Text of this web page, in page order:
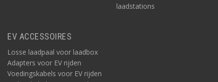
laadstations
EV ACCESSOIRES
Losse laadpaal voor laadbox
Adapters voor EV rijden
Voedingskabels voor EV rijden